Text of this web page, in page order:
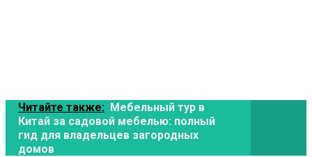
Читайте также:
Мебельный тур в
Китай за садовой мебелью: полный
гид для владельцев загородных
домов